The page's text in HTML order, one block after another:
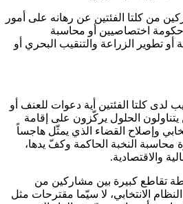
من كلتا الفئتين عن رهانه على أمور
اختصاصيين أو محاسبة
أو تطوير الزراعة والتنقيب البحري أو
لدى كلتا الفئتين أية دعوات للعنف أو
يتناولون الحلول يركّزون على إقامة
وإصلاح القضاء الذي يمثّل هاجساً
النخبة الحاكمة وكفّ يدها،
والاقتصادية.
تقاطع كبيرة بين مشاركين من
الانتخابي، لا سيّما مقترحات مثل